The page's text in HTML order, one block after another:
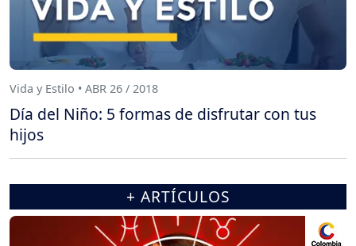
Vida y Estilo • ABR 26 / 2018
Día del Niño: 5 formas de disfrutar con tus
hijos
+ ARTÍCULOS